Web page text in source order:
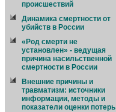
происшествий
Динамика смертности от
убийств в России
«Род смерти не
установлен» - ведущая
причина насильственной
смертности в России
Внешние причины и
травматизм: источники
информации, методы и
показатели оценки потерь